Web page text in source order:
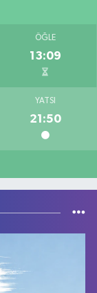
ÖĞLE
13:09
YATSI
21:50